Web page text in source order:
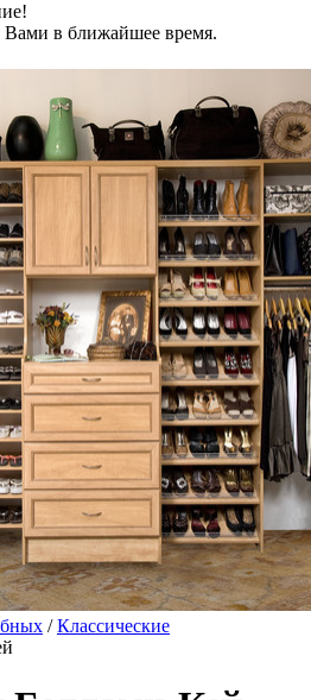
в ближайшее время.
/Классические